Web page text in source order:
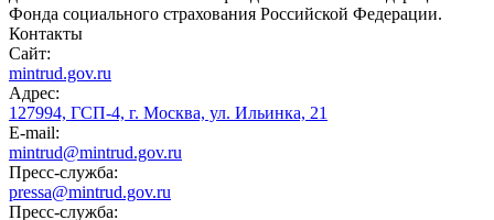
Фонда социального страхования Российской Федерации.
Контакты
Сайт:
mintrud.gov.ru
Адрес:
127994, ГСП-4, г. Москва, ул. Ильинка, 21
E-mail:
mintrud@mintrud.gov.ru
Пресс-служба:
pressa@mintrud.gov.ru
Пресс-служба: